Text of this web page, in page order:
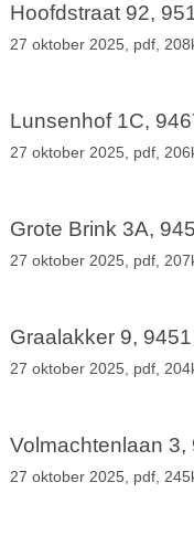
Hoofdstraat 92,
27 oktober 2025, pdf,
Lunsenhof 1C,
27 oktober 2025, pdf,
Grote Brink 3A,
27 oktober 2025, pdf,
Graalakker 9,
27 oktober 2025, pdf,
Volmachtenlaan 3,
27 oktober 2025, pdf,